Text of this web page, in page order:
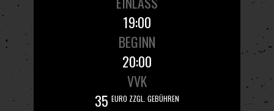
19:00
BEGINN
20:00
VVK
35 EURO ZZGL. GEBÜHREN